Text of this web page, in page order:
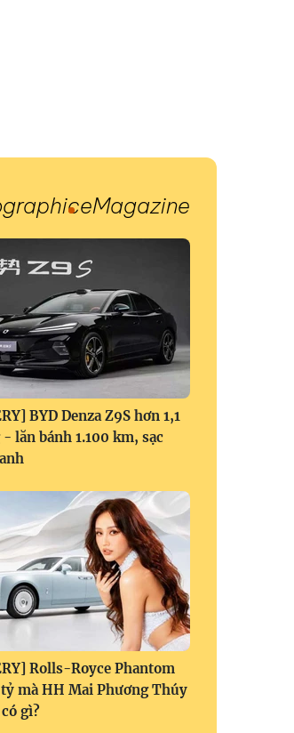
eMagazine
BYD Denza Z9S hơn 1,1
lăn bánh 1.100 km, sạc
Rolls-Royce Phantom
mà HH Mai Phương Thúy
gì?